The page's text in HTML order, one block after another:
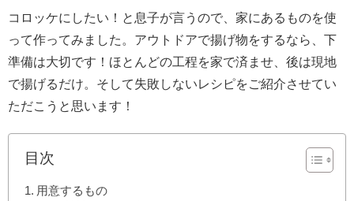
コロッケにしたい！と息子が言うので、家にあるものを使
って作ってみました。アウトドアで揚げ物をするなら、下
準備は大切です！ほとんどの工程を家で済ませ、後は現地
で揚げるだけ。そして失敗しないレシピをご紹介させてい
ただこうと思います！
目次
用意するもの